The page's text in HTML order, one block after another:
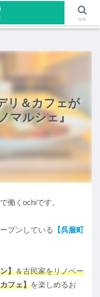
る情報を発信！！
リ＆カフェが
マルシェ』
働くochiです。
プンしている
【呉服町
】＆古民家をリノベー
フェ】を楽しめるお
検索